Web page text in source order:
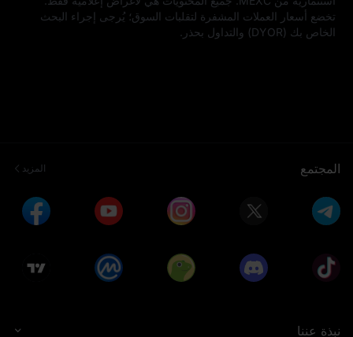
الخاص بك (DYOR) والتداول بحذر.
المجتمع المزيد
نبذة عننا